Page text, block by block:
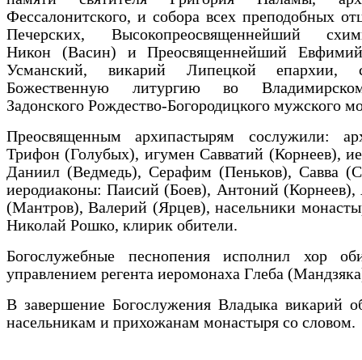
Фессалонитского, и собора всех преподобных
Печерских, Высокопреосвященнейший
Никон (Васин) и Преосвященнейший
Усманский, викарий Липецкой епархии,
Божественную литургию во
Задонского Рождество-Богородицкого мужского
Преосвященным архипастырям сослужили:
Трифон (Голубых), игумен Савватий (Корнеев),
Даниил (Ведмедь), Серафим (Пеньков), Савва
иеродиаконы: Паисий (Боев), Антоний (Корнеев),
(Мантров), Валерий (Ярцев), насельники
Николай Рошко, клирик обители.
Богослужебные песнопения исполнил хор
управлением регента иеромонаха Глеба
В завершение Богослужения Владыка викарий
насельникам и прихожанам монастыря со словом.